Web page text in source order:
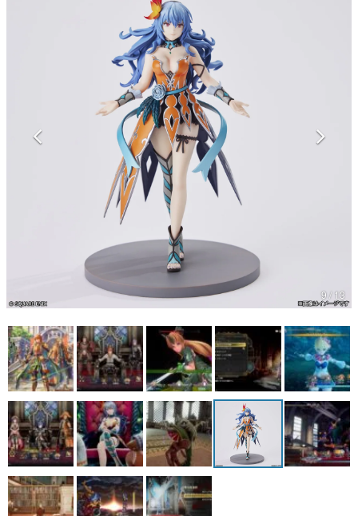
ゲームが変えた日本語
「経験値」「裏技」「ラスボス」… ゲームにまつわる言葉
の起源や用法の変遷を、コンピューター文化史研究家・タ
イニーP氏が徹底調査。
カテゴリ
特集記事
その他
電ファミニコゲーマーとは？
運営：株式会社マレ
9 / 13